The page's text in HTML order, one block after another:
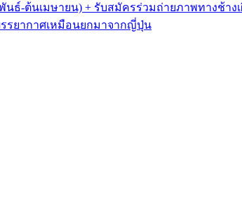
นธ์-ต้นเมษายน) + รับสมัครร่วมถ่ายภาพทางช้าง
รรยากาศเหมือนยกมาจากญี่ปุ่น